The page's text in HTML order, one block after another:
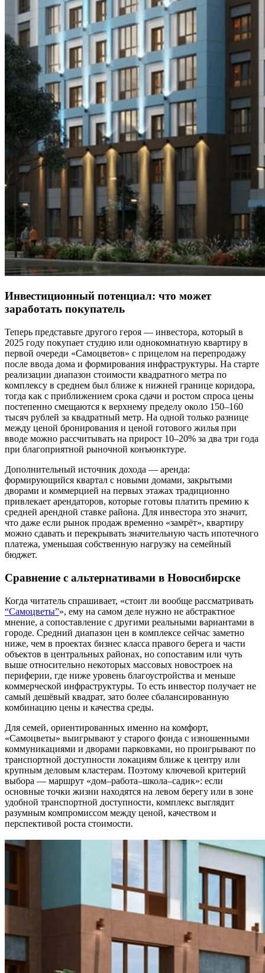
Инвестиционный потенциал: что может
заработать покупатель
Теперь представьте другого героя — инвестора, который в
2025 году покупает студию или однокомнатную квартиру в
первой очереди «Самоцветов» с прицелом на перепродажу
после ввода дома и формирования инфраструктуры. На старте
реализации диапазон стоимости квадратного метра по
комплексу в среднем был ближе к нижней границе коридора,
тогда как с приближением срока сдачи и ростом спроса цены
постепенно смещаются к верхнему пределу около 150–160
тысяч рублей за квадратный метр. На одной только разнице
между ценой бронирования и ценой готового жилья при
вводе можно рассчитывать на прирост 10–20% за два три года
при благоприятной рыночной конъюнктуре.
Дополнительный источник дохода — аренда:
формирующийся квартал с новыми домами, закрытыми
дворами и коммерцией на первых этажах традиционно
привлекает арендаторов, которые готовы платить премию к
средней арендной ставке района. Для инвестора это значит,
что даже если рынок продаж временно «замрёт», квартиру
можно сдавать и перекрывать значительную часть ипотечного
платежа, уменьшая собственную нагрузку на семейный
бюджет.
Сравнение с альтернативами в Новосибирске
Когда читатель спрашивает, «стоит ли вообще рассматривать
“Самоцветы”», ему на самом деле нужно не абстрактное
мнение, а сопоставление с другими реальными вариантами в
городе. Средний диапазон цен в комплексе сейчас заметно
ниже, чем в проектах бизнес класса правого берега и части
объектов в центральных районах, но сопоставим или чуть
выше относительно некоторых массовых новостроек на
периферии, где ниже уровень благоустройства и меньше
коммерческой инфраструктуры. То есть инвестор получает не
самый дешёвый квадрат, зато более сбалансированную
комбинацию цены и качества среды.
Для семей, ориентированных именно на комфорт,
«Самоцветы» выигрывают у старого фонда с изношенными
коммуникациями и дворами парковками, но проигрывают по
транспортной доступности локациям ближе к центру или
крупным деловым кластерам. Поэтому ключевой критерий
выбора — маршрут «дом–работа–школа–садик»: если
основные точки жизни находятся на левом берегу или в зоне
удобной транспортной доступности, комплекс выглядит
разумным компромиссом между ценой, качеством и
перспективой роста стоимости.